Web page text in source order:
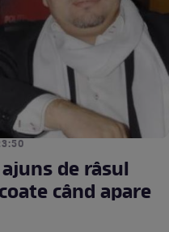
de râsul
când apare